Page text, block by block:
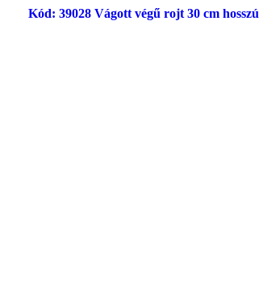
Kód: 39028 Vágott végű rojt 30 cm hosszú